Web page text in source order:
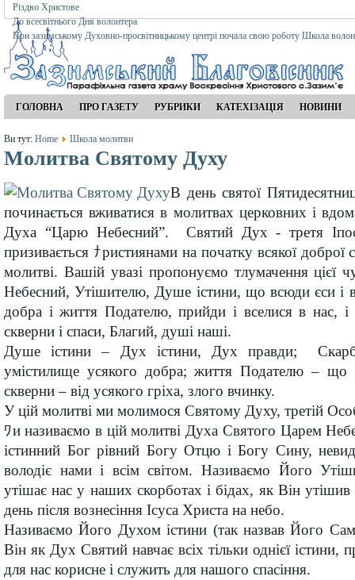
Різдво Христове
До всесвітнього Дня волонтера
При зазимському Духовно-просвітницькому центрі почала свою роботу Школа
ГОЛОВНА ПРО ГАЗЕТУ РУБРИКИ КАТЕХІЗАЦІЯ НОВИНИ
Ви тут: Home Школа молитви
Молитва Святому Духу
В день святої
починається вживатися в молитвах церковних і
Духа “Царю Небесний”. Святий Дух - третя
призивається ﾅристиянами на початку всякої доброї
молитві. Вашій увазі пропонуємо тлумачення цієї
Небесний, Утішителю, Душе істини, що всюди єси і
добра і життя Подателю, прийди і вселися в нас, і
скверни і спаси, Благий, душі наші.
Душе істини – Дух істини, Дух правди;
умістилище усякого добра; життя Подателю – що
скверни – від усякого гріха, злого вчинку.
У цій молитві ми молимося Святому Духу, третій
ﾜи називаємо в цій молитві Духа Святого Царем
істинний Бог рівний Богу Отцю і Богу Сину,
володіє нами і всім світом. Називаємо Його
утішає нас у наших скорботах і бідах, як Він утішив
день після вознесіння Ісуса Христа на небо.
Називаємо Його Духом істини (так назвав Його
Він як Дух Святий навчає всіх тільки однієї істини,
для нас корисне і служить для нашого спасіння.